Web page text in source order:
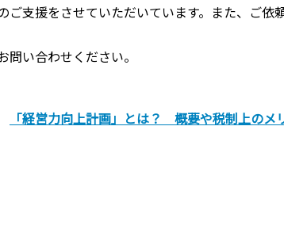
支援をさせていただいています。また、ご依
い合わせください。
「経営力向上計画」とは？ 概要や税制上のメ